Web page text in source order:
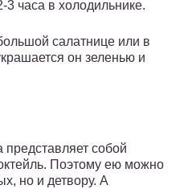
часа в холодильнике.
салатнице или в
он зеленью и
представляет собой
Поэтому ею можно
но и детвору. А